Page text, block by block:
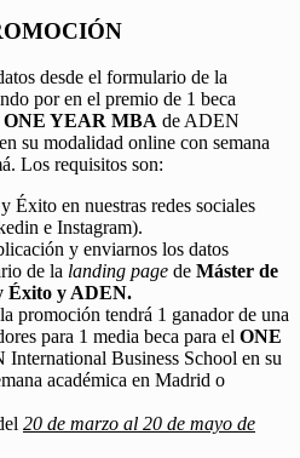
desde el formulario de la
por en el premio de 1 beca
ONE YEAR MBA de ADEN
su modalidad online con semana
Los requisitos son:
Éxito en nuestras redes sociales
e Instagram).
y enviarnos los datos
de la landing page de Máster de
Éxito y ADEN.
promoción tendrá 1 ganador de una
para 1 media beca para el ONE
International Business School en su
académica en Madrid o
20 de marzo al 20 de mayo de